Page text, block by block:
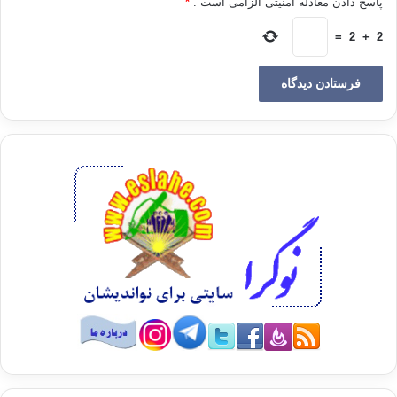
در زندگی خود، راه و روش و قوانین و سنن او را برنامه‌ی حیات قرار
دهند و برابر آن رفتار نمایند …
این پیمانها است‌که فاسقان آنها را می‌شکنند.
وکسی‌که جرأت می‌کند پیمان خدا را بشکند، هرگز به پیمانی‌که با
دیگران می‌بندد احترام نمی‌گذارد و هیچ نوع عهدی را مراعات
نمی‌دارد.
خدا دستور داده است که صله‌ها و رابطه‌های بیشماری، بجای
صله‌ی رحم و خویشاوندی بر جای باشد.
رابطه‌ی انسانیت بزرگ مراعات‌گردد،
و مقدم بر همه‌ی آنها، رابطه عقیده و برادری ایمانی استوار و بر
دوام بماند، رابطه‌ای که هیچ نوع پیوند و خویشی و صله‌ای بدون آن پا
بر جا نمی‌شود…
دوام باشد بگسلاند، دیگر شیرازه‌ی امور مردمان و دستاویز انسانها
2
+
2
=